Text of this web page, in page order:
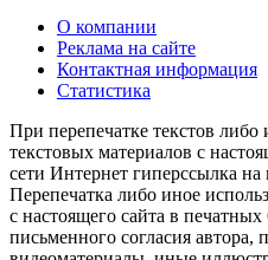
О компании
Реклама на сайте
Контактная информация
Статистика
При перепечатке текстов
текстовых материалов с
сети Интернет гиперссылка на
Перепечатка либо иное
с настоящего сайта в
письменного согласия автора,